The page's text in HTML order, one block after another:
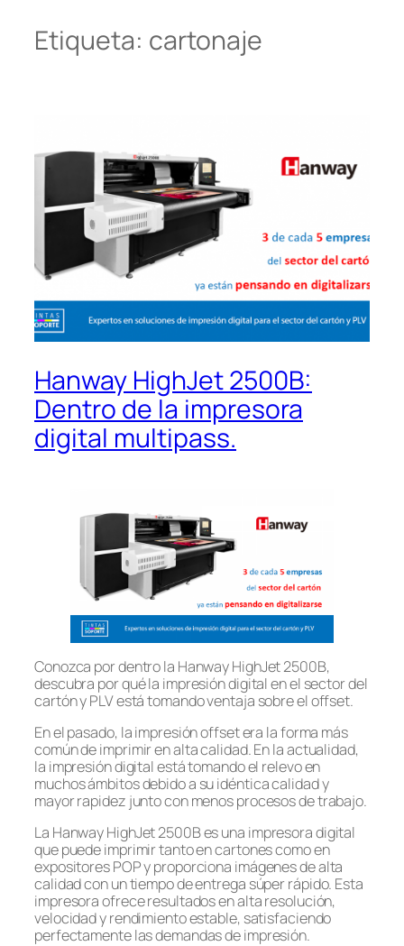
Etiqueta: cartonaje
Hanway HighJet 2500B:
Dentro de la impresora
digital multipass.
Conozca por dentro la Hanway HighJet 2500B,
descubra por qué la impresión digital en el sector del
cartón y PLV está tomando ventaja sobre el offset.
En el pasado, la impresión offset era la forma más
común de imprimir en alta calidad. En la actualidad,
la impresión digital está tomando el relevo en
muchos ámbitos debido a su idéntica calidad y
mayor rapidez junto con menos procesos de trabajo.
La Hanway HighJet 2500B es una impresora digital
que puede imprimir tanto en cartones como en
expositores POP y proporciona imágenes de alta
calidad con un tiempo de entrega súper rápido. Esta
impresora ofrece resultados en alta resolución,
velocidad y rendimiento estable, satisfaciendo
perfectamente las demandas de impresión.